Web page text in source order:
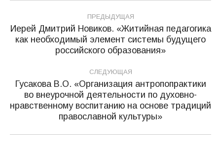
Навигация
по
записям
ПРЕДЫДУЩАЯ
Предыдущая
запись:
Иерей Дмитрий Новиков. «Житийная педагогика
как необходимый элемент системы будущего
российского образования»
СЛЕДУЮЩАЯ
Следующая
запись:
Гусакова В.О. «Организация антропопрактики
во внеурочной деятельности по духовно-
нравственному воспитанию на основе традиций
православной культуры»